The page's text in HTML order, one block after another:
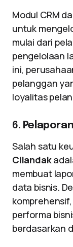
Modul CRM
untuk
mulai dari
pengelolaan
ini,
pelanggan
loyalitas
6.
Salah satu
Cilandak
membuat
data bisnis.
performa
berdasarkan